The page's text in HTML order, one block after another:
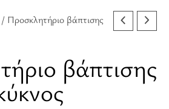
/ Προσκλητήριο βάπτισης
βάπτισης